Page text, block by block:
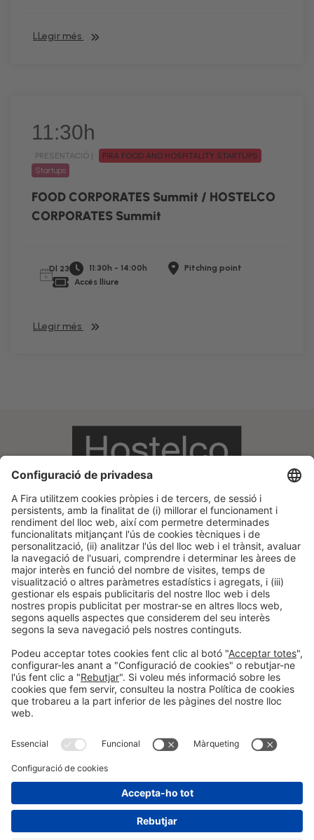
LLegir més
11:30h
PRESENTACIÓ |
FIRA FOOD AND HOSPITALITY STARTUPS
Startups
FOOD CORPORATES Summit / HOSTELCO
CORPORATES Summit
Dl 23 11:30h - 14:00h
Pitching point
Accés lliure
LLegir més
Informació legal
Avís legal
Política de privacitat
Política de cookies
#HOSTELCO2026
a les xarxes socials